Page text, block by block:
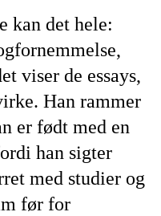
kan det hele:
viser de essays,
Han rammer
er født med en
han sigter
med studier og
før for